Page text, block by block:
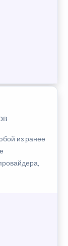
из ранее